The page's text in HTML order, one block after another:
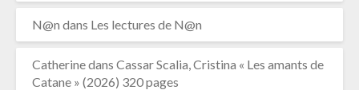
N@n dans Les lectures de N@n
Catherinedans Cassar Scalia, Cristina « Les amants de
Catane » (2026) 320 pages